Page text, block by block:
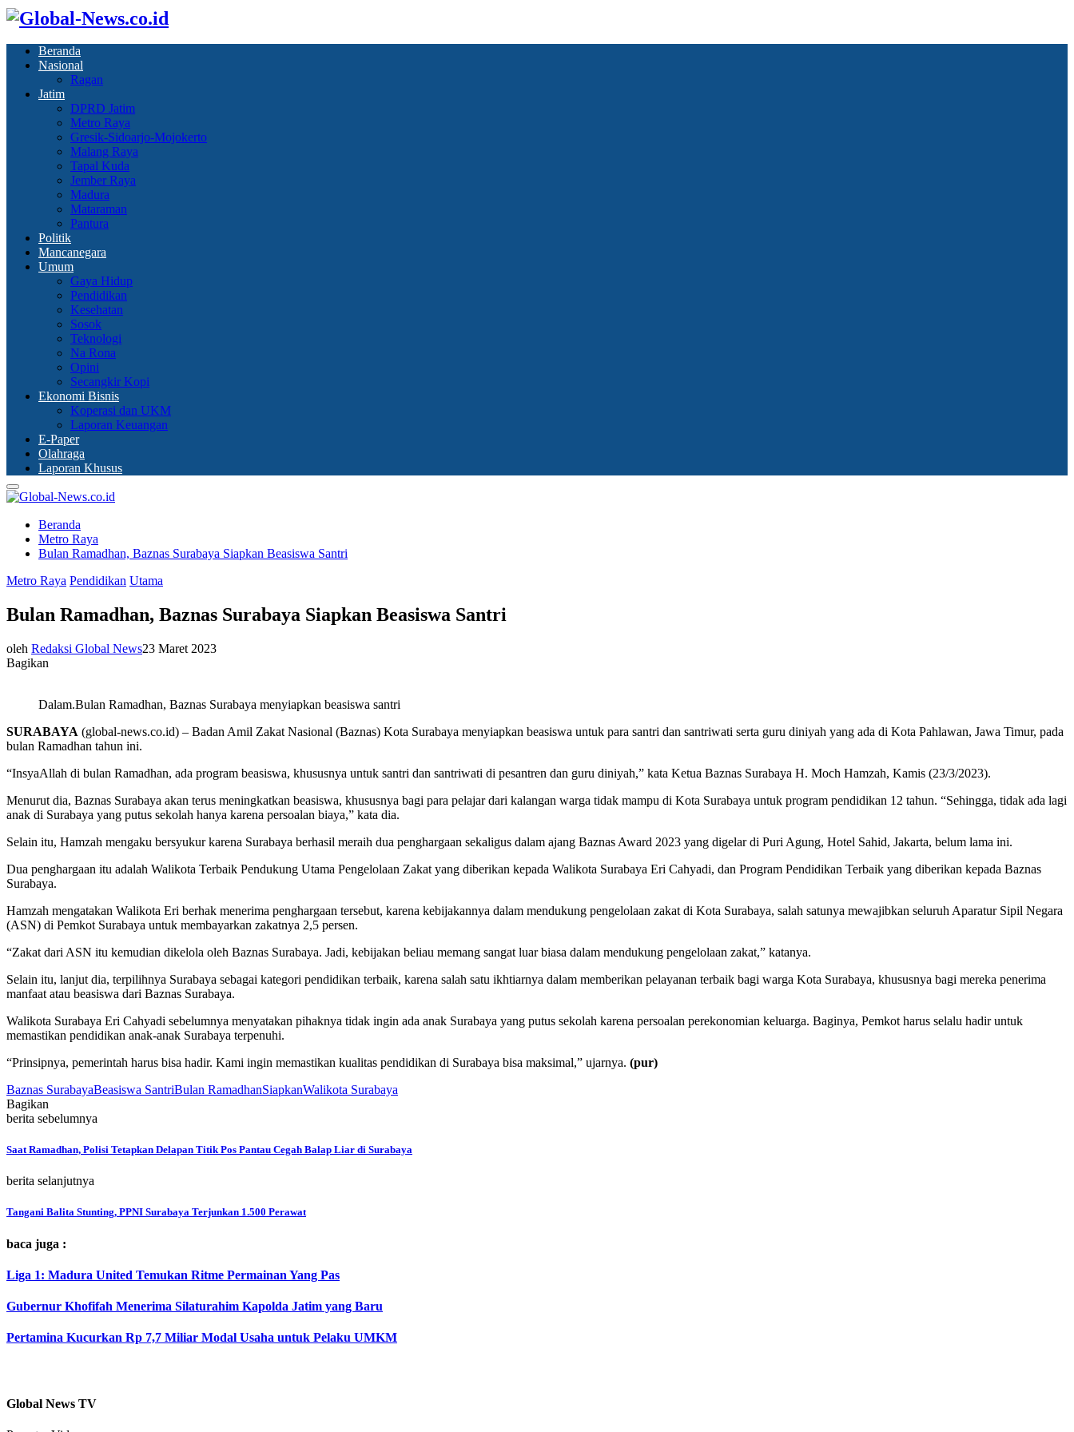
Beranda
Nasional
Ragan
Jatim
DPRD Jatim
Metro Raya
Gresik-Sidoarjo-Mojokerto
Malang Raya
Tapal Kuda
Jember Raya
Madura
Mataraman
Pantura
Politik
Mancanegara
Umum
Gaya Hidup
Pendidikan
Kesehatan
Sosok
Teknologi
Na Rona
Opini
Secangkir Kopi
Ekonomi Bisnis
Koperasi dan UKM
Laporan Keuangan
E-Paper
Olahraga
Laporan Khusus
Primary
Menu
Beranda
Metro Raya
Bulan Ramadhan, Baznas Surabaya Siapkan Beasiswa Santri
Metro Raya Pendidikan Utama
Bulan Ramadhan, Baznas Surabaya Siapkan Beasiswa Santri
oleh Redaksi Global News23 Maret 2023
Bagikan
Dalam.Bulan Ramadhan, Baznas Surabaya menyiapkan beasiswa santri
SURABAYA (global-news.co.id) – Badan Amil Zakat Nasional (Baznas) Kota Surabaya menyiapkan beasiswa untuk para santri dan santriwati serta guru diniyah yang ada di Kota Pahlawan, Jawa Timur, pada
bulan Ramadhan tahun ini.
“InsyaAllah di bulan Ramadhan, ada program beasiswa, khususnya untuk santri dan santriwati di pesantren dan guru diniyah,” kata Ketua Baznas Surabaya H. Moch Hamzah, Kamis (23/3/2023).
Menurut dia, Baznas Surabaya akan terus meningkatkan beasiswa, khususnya bagi para pelajar dari kalangan warga tidak mampu di Kota Surabaya untuk program pendidikan 12 tahun. “Sehingga, tidak ada lagi
anak di Surabaya yang putus sekolah hanya karena persoalan biaya,” kata dia.
Selain itu, Hamzah mengaku bersyukur karena Surabaya berhasil meraih dua penghargaan sekaligus dalam ajang Baznas Award 2023 yang digelar di Puri Agung, Hotel Sahid, Jakarta, belum lama ini.
Dua penghargaan itu adalah Walikota Terbaik Pendukung Utama Pengelolaan Zakat yang diberikan kepada Walikota Surabaya Eri Cahyadi, dan Program Pendidikan Terbaik yang diberikan kepada Baznas
Surabaya.
Hamzah mengatakan Walikota Eri berhak menerima penghargaan tersebut, karena kebijakannya dalam mendukung pengelolaan zakat di Kota Surabaya, salah satunya mewajibkan seluruh Aparatur Sipil Negara
(ASN) di Pemkot Surabaya untuk membayarkan zakatnya 2,5 persen.
“Zakat dari ASN itu kemudian dikelola oleh Baznas Surabaya. Jadi, kebijakan beliau memang sangat luar biasa dalam mendukung pengelolaan zakat,” katanya.
Selain itu, lanjut dia, terpilihnya Surabaya sebagai kategori pendidikan terbaik, karena salah satu ikhtiarnya dalam memberikan pelayanan terbaik bagi warga Kota Surabaya, khususnya bagi mereka penerima
manfaat atau beasiswa dari Baznas Surabaya.
Walikota Surabaya Eri Cahyadi sebelumnya menyatakan pihaknya tidak ingin ada anak Surabaya yang putus sekolah karena persoalan perekonomian keluarga. Baginya, Pemkot harus selalu hadir untuk
memastikan pendidikan anak-anak Surabaya terpenuhi.
“Prinsipnya, pemerintah harus bisa hadir. Kami ingin memastikan kualitas pendidikan di Surabaya bisa maksimal,” ujarnya. (pur)
Baznas SurabayaBeasiswa SantriBulan RamadhanSiapkanWalikota Surabaya
Bagikan
berita sebelumnya
Saat Ramadhan, Polisi Tetapkan Delapan Titik Pos Pantau Cegah Balap Liar di Surabaya
berita selanjutnya
Tangani Balita Stunting, PPNI Surabaya Terjunkan 1.500 Perawat
baca juga :
Liga 1: Madura United Temukan Ritme Permainan Yang Pas
Gubernur Khofifah Menerima Silaturahim Kapolda Jatim yang Baru
Pertamina Kucurkan Rp 7,7 Miliar Modal Usaha untuk Pelaku UMKM
Global News TV